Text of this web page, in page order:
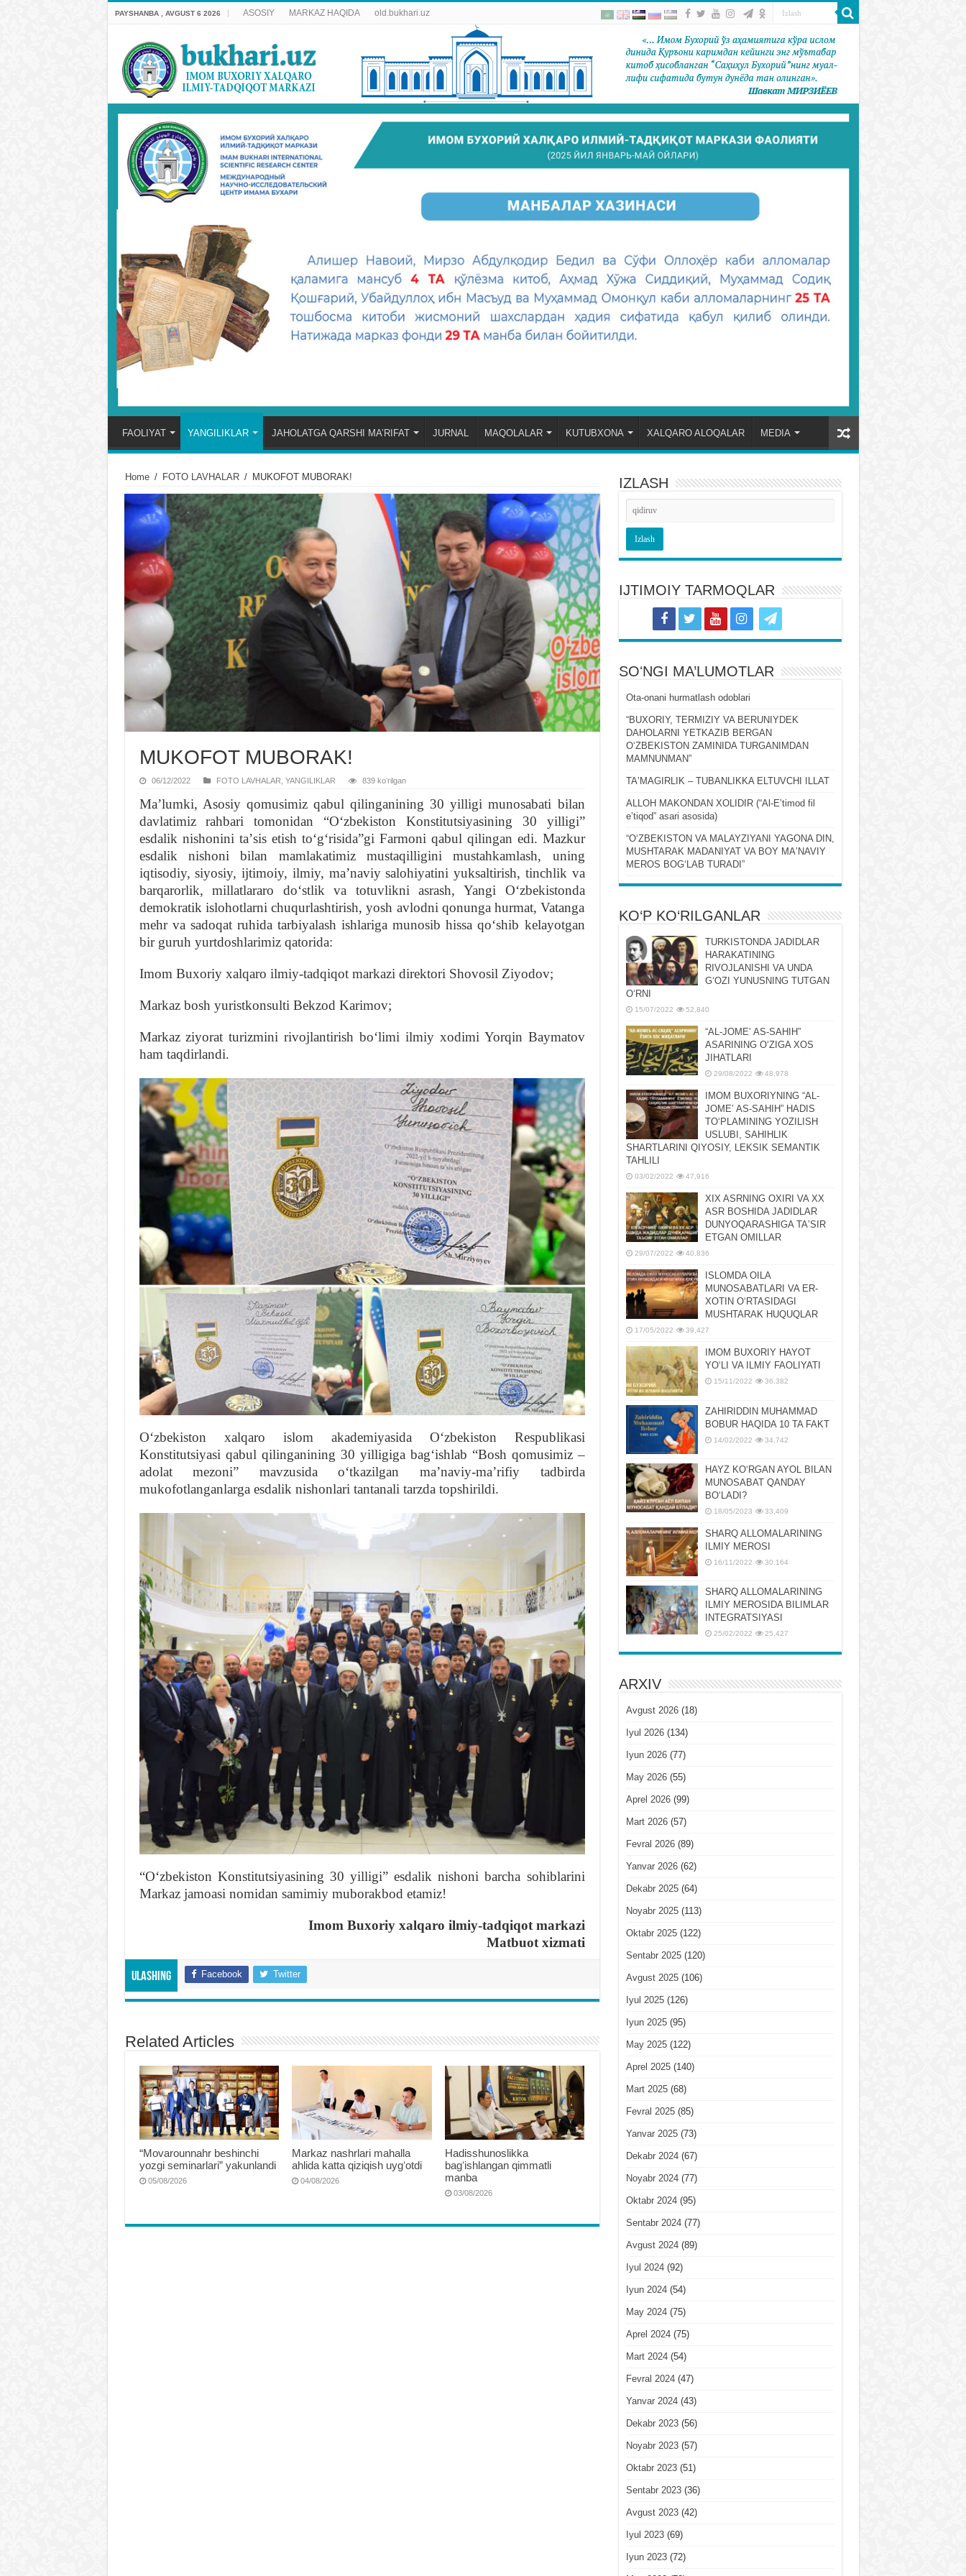
PAYSHANBA , AVGUST 6 2026 ASOSIY MARKAZ HAQIDA old.bukhari.uz
FAOLIYAT YANGILIKLAR JAHOLATGA QARSHI MA’RIFAT JURNAL MAQOLALAR KUTUBXONA XALQARO ALOQALAR MEDIA
Home / FOTO LAVHALAR / MUKOFOT MUBORAK!
MUKOFOT MUBORAK!
06/12/2022 FOTO LAVHALAR, YANGILIKLAR 839 koʻrilgan
Maʼlumki, Asosiy qomusimiz qabul qilinganining 30 yilligi munosabati bilan
davlatimiz rahbari tomonidan “Oʻzbekiston Konstitutsiyasining 30 yilligi”
esdalik nishonini taʼsis etish toʻgʻrisida”gi Farmoni qabul qilingan edi. Mazkur
esdalik nishoni bilan mamlakatimiz mustaqilligini mustahkamlash, uning
iqtisodiy, siyosiy, ijtimoiy, ilmiy, maʼnaviy salohiyatini yuksaltirish, tinchlik va
barqarorlik, millatlararo doʻstlik va totuvlikni asrash, Yangi Oʻzbekistonda
demokratik islohotlarni chuqurlashtirish, yosh avlodni qonunga hurmat, Vatanga
mehr va sadoqat ruhida tarbiyalash ishlariga munosib hissa qoʻshib kelayotgan
bir guruh yurtdoshlarimiz qatorida:
Imom Buxoriy xalqaro ilmiy-tadqiqot markazi direktori Shovosil Ziyodov;
Markaz bosh yuristkonsulti Bekzod Karimov;
Markaz ziyorat turizmini rivojlantirish boʻlimi ilmiy xodimi Yorqin Baymatov
ham taqdirlandi.
Oʻzbekiston xalqaro islom akademiyasida Oʻzbekiston Respublikasi
Konstitutsiyasi qabul qilinganining 30 yilligiga bagʻishlab “Bosh qomusimiz –
adolat mezoni” mavzusida oʻtkazilgan maʼnaviy-maʼrifiy tadbirda
mukofotlanganlarga esdalik nishonlari tantanali tarzda topshirildi.
“Oʻzbekiston Konstitutsiyasining 30 yilligi” esdalik nishoni barcha sohiblarini
Markaz jamoasi nomidan samimiy muborakbod etamiz!
Imom Buxoriy xalqaro ilmiy-tadqiqot markazi
Matbuot xizmati
Ulashing Facebook Twitter
Related Articles
“Movarounnahr beshinchi
yozgi seminarlari” yakunlandi
05/08/2026
Markaz nashrlari mahalla
ahlida katta qiziqish uygʻotdi
04/08/2026
Hadisshunoslikka
bagʻishlangan qimmatli
manba
03/08/2026
IZLASH
IJTIMOIY TARMOQLAR
SOʻNGI MA’LUMOTLAR
Ota-onani hurmatlash odoblari
“BUXORIY, TERMIZIY VA BERUNIYDEK
DAHOLARNI YETKAZIB BERGAN
OʻZBEKISTON ZAMINIDA TURGANIMDAN
MAMNUNMAN”
TAʼMAGIRLIK – TUBANLIKKA ELTUVCHI ILLAT
ALLOH MAKONDAN XOLIDIR (“Al-Eʼtimod fil
eʼtiqod” asari asosida)
“OʻZBEKISTON VA MALAYZIYANI YAGONA DIN,
MUSHTARAK MADANIYAT VA BOY MAʼNAVIY
MEROS BOGʻLAB TURADI”
KO‘P KO‘RILGANLAR
TURKISTONDA JADIDLAR
HARAKATINING
RIVOJLANISHI VA UNDA
GʻOZI YUNUSNING TUTGAN
OʻRNI
15/07/2022 52,840
“AL-JOMEʼ AS-SAHIH”
ASARINING OʻZIGA XOS
JIHATLARI
29/08/2022 48,978
IMOM BUXORIYNING “AL-
JOMEʼ AS-SAHIH” HADIS
TOʻPLAMINING YOZILISH
USLUBI, SAHIHLIK
SHARTLARINI QIYOSIY, LЕKSIK SЕMANTIK
TAHLILI
03/02/2022 47,916
XIX ASRNING OXIRI VA XX
ASR BOSHIDA JADIDLAR
DUNYOQARASHIGA TAʼSIR
ETGAN OMILLAR
29/07/2022 40,836
ISLOMDA OILA
MUNOSABATLARI VA ER-
XOTIN OʻRTASIDAGI
MUSHTARAK HUQUQLAR
17/05/2022 39,427
IMOM BUXORIY HAYOT
YOʻLI VA ILMIY FAOLIYATI
15/11/2022 36,382
ZAHIRIDDIN MUHAMMAD
BOBUR HAQIDA 10 TA FAKT
14/02/2022 34,742
HAYZ KOʻRGAN AYOL BILAN
MUNOSABAT QANDAY
BOʻLADI?
18/05/2023 33,409
SHARQ ALLOMALARINING
ILMIY MEROSI
16/11/2022 30,164
SHARQ ALLOMALARINING
ILMIY MЕROSIDA BILIMLAR
INTЕGRATSIYASI
25/02/2022 25,427
ARXIV
Avgust 2026(18)
Iyul 2026(134)
Iyun 2026(77)
May 2026(55)
Aprel 2026(99)
Mart 2026(57)
Fevral 2026(89)
Yanvar 2026(62)
Dekabr 2025(64)
Noyabr 2025(113)
Oktabr 2025(122)
Sentabr 2025(120)
Avgust 2025(106)
Iyul 2025(126)
Iyun 2025(95)
May 2025(122)
Aprel 2025(140)
Mart 2025(68)
Fevral 2025(85)
Yanvar 2025(73)
Dekabr 2024(67)
Noyabr 2024(77)
Oktabr 2024(95)
Sentabr 2024(77)
Avgust 2024(89)
Iyul 2024(92)
Iyun 2024(54)
May 2024(75)
Aprel 2024(75)
Mart 2024(54)
Fevral 2024(47)
Yanvar 2024(43)
Dekabr 2023(56)
Noyabr 2023(57)
Oktabr 2023(51)
Sentabr 2023(36)
Avgust 2023(42)
Iyul 2023(69)
Iyun 2023(72)